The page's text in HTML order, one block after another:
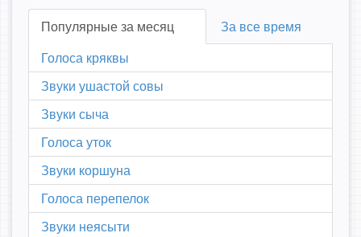
Популярные за месяц
За все время
Голоса кряквы
Звуки ушастой совы
Звуки сыча
Голоса уток
Звуки коршуна
Голоса перепелок
Звуки неясыти